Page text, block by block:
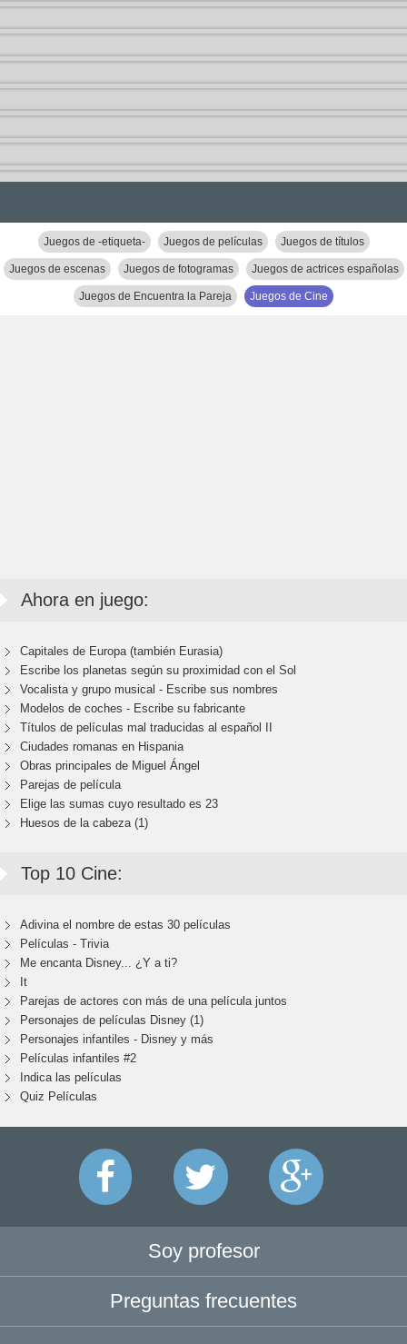
Juegos de -etiqueta- Juegos de películas Juegos de títulos
Juegos de escenas Juegos de fotogramas Juegos de actrices españolas
Juegos de Encuentra la Pareja Juegos de Cine
Ahora en juego:
Capitales de Europa (también Eurasia)
Escribe los planetas según su proximidad con el Sol
Vocalista y grupo musical - Escribe sus nombres
Modelos de coches - Escribe su fabricante
Títulos de películas mal traducidas al español II
Ciudades romanas en Hispania
Obras principales de Miguel Ángel
Parejas de película
Elige las sumas cuyo resultado es 23
Huesos de la cabeza (1)
Top 10 Cine:
Adivina el nombre de estas 30 películas
Películas - Trivia
Me encanta Disney... ¿Y a ti?
It
Parejas de actores con más de una película juntos
Personajes de películas Disney (1)
Personajes infantiles - Disney y más
Películas infantiles #2
Indica las películas
Quiz Películas
Soy profesor
Preguntas frecuentes